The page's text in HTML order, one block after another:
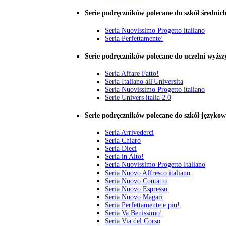
Serie podręczników polecane do szkół
Seria Nuovissimo Progetto italiano
Seria Perfettamente!
Serie podręczników polecane do uczelni
Seria Affare Fatto!
Seria Italiano all'Universita
Seria Nuovissimo Progetto italiano
Serie Univers italia 2.0
Serie podręczników polecane do szkół
Seria Arrivederci
Seria Chiaro
Seria Dieci
Seria in Alto!
Seria Nuovissimo Progetto Italiano
Seria Nuovo Affresco italiano
Seria Nuovo Contatto
Seria Nuovo Espresso
Seria Nuovo Magari
Seria Perfettamente e piu!
Seria Va Benissimo!
Seria Via del Corso